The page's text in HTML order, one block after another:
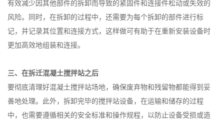
有效减少因其他部件的拆卸而导致的紧固件和连接件松动或失效的
风险。同时，在拆卸的过程中，还需要为每个拆卸的部件进行标
记，并记录其位置和连接方式，这样做可有助于在重新安装设备时
更加高效地组装和连接。
三、在拆迁混凝土搅拌站之后
要彻底清理好混凝土搅拌站场地，确保废弃物和残留物都能得到妥
善地处理。此外，拆卸完毕的搅拌站设备，在运输和储存的过程
中，也需要遵循相关的安全标准和操作规程，以防止设备受损或造